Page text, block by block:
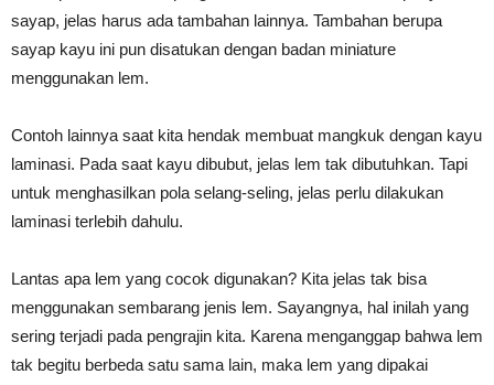
sayap, jelas harus ada tambahan lainnya. Tambahan berupa
sayap kayu ini pun disatukan dengan badan miniature
menggunakan lem.
Contoh lainnya saat kita hendak membuat mangkuk dengan kayu
laminasi. Pada saat kayu dibubut, jelas lem tak dibutuhkan. Tapi
untuk menghasilkan pola selang-seling, jelas perlu dilakukan
laminasi terlebih dahulu.
Lantas apa lem yang cocok digunakan? Kita jelas tak bisa
menggunakan sembarang jenis lem. Sayangnya, hal inilah yang
sering terjadi pada pengrajin kita. Karena menganggap bahwa lem
tak begitu berbeda satu sama lain, maka lem yang dipakai